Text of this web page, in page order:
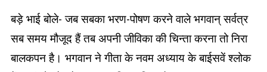
बड़े भाई बोले- जब सबका भरण-पोषण करने वाले भगवान् सर्वत्र
सब समय मौजूद हैं तब अपनी जीविका की चिन्ता करना तो निरा
बालकपन है। भगवान ने गीता के नवम अध्याय के बाईसवें श्लोक